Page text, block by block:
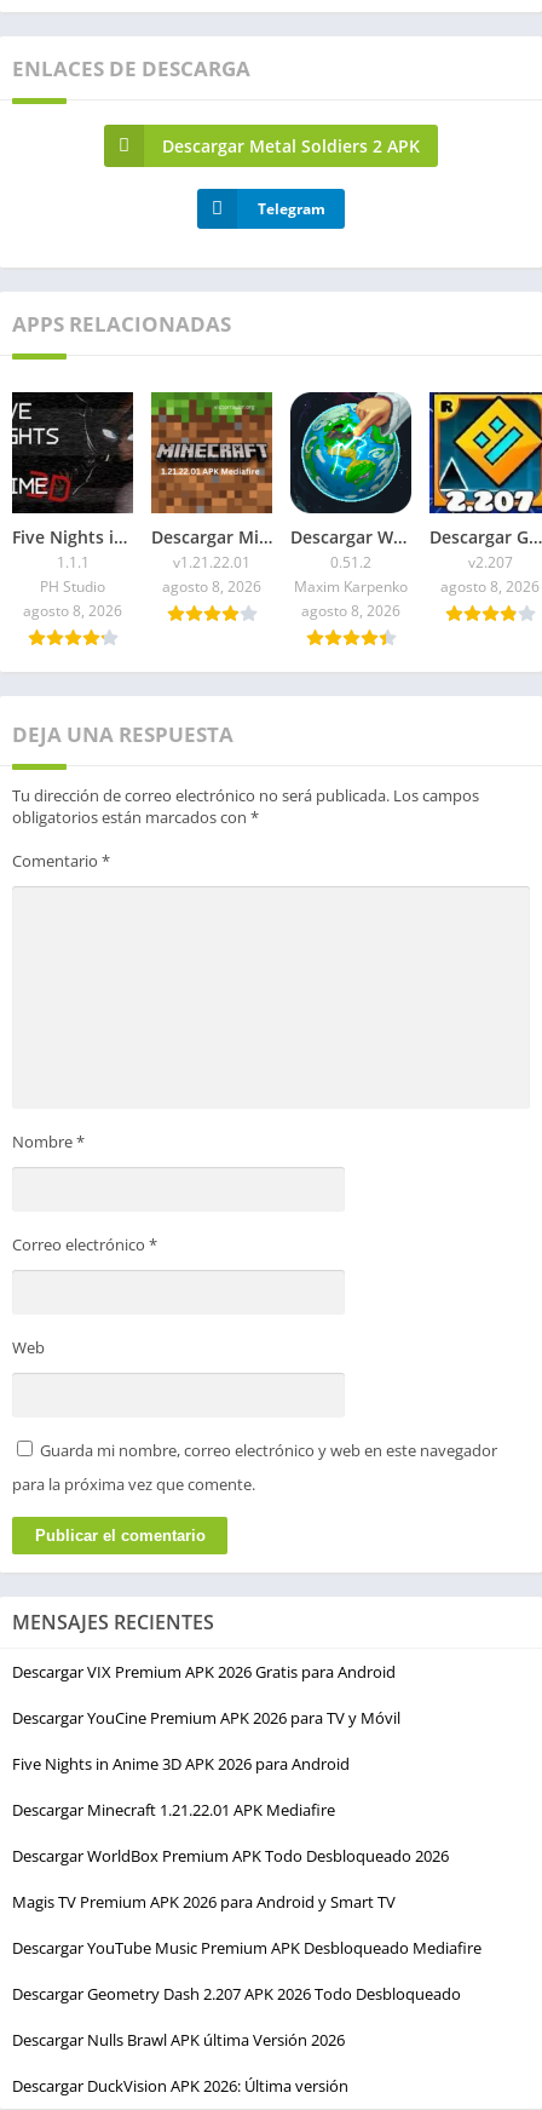
ENLACES DE DESCARGA
Descargar Metal Soldiers 2 APK
Telegram
APPS RELACIONADAS
Five Nights in Anime 3D APK 2026 para Android
1.1.1
PH Studio
agosto 8, 2026
Descargar Minecraft 1.21.22.01 APK Mediafire
v1.21.22.01
agosto 8, 2026
Descargar WorldBox Premium APK Todo Desbloqueado 2026
0.51.2
Maxim Karpenko
agosto 8, 2026
Descargar Geometry Dash 2.207 APK 2026 Todo Desbloqueado
v2.207
agosto 8, 2026
DEJA UNA RESPUESTA
Tu dirección de correo electrónico no será publicada. Los campos
obligatorios están marcados con *
Comentario *
Nombre*
Correo electrónico *
Web
Guarda mi nombre, correo electrónico y web en este navegador
para la próxima vez que comente.
MENSAJES RECIENTES
Descargar VIX Premium APK 2026 Gratis para Android
Descargar YouCine Premium APK 2026 para TV y Móvil
Five Nights in Anime 3D APK 2026 para Android
Descargar Minecraft 1.21.22.01 APK Mediafire
Descargar WorldBox Premium APK Todo Desbloqueado 2026
Magis TV Premium APK 2026 para Android y Smart TV
Descargar YouTube Music Premium APK Desbloqueado Mediafire
Descargar Geometry Dash 2.207 APK 2026 Todo Desbloqueado
Descargar Nulls Brawl APK última Versión 2026
Descargar DuckVision APK 2026: Última versión